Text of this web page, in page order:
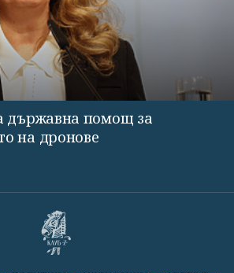
държавна помощ за
на дронове